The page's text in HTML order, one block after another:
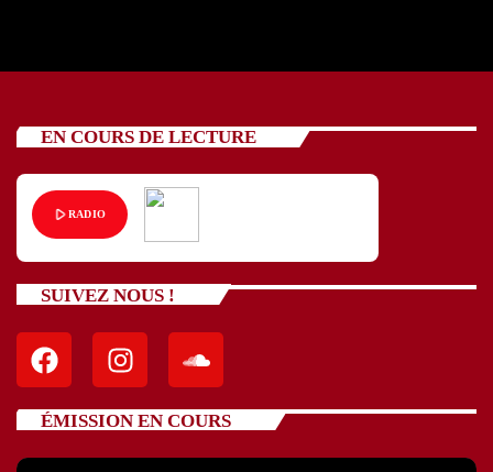
EN COURS DE LECTURE
play_arrowRADIO
SUIVEZ NOUS !
ÉMISSION EN COURS